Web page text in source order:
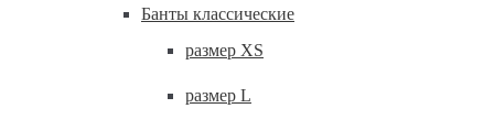
Банты классические
размер XS
размер L